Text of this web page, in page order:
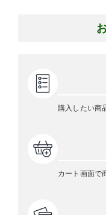
購入したい商
カート画面で